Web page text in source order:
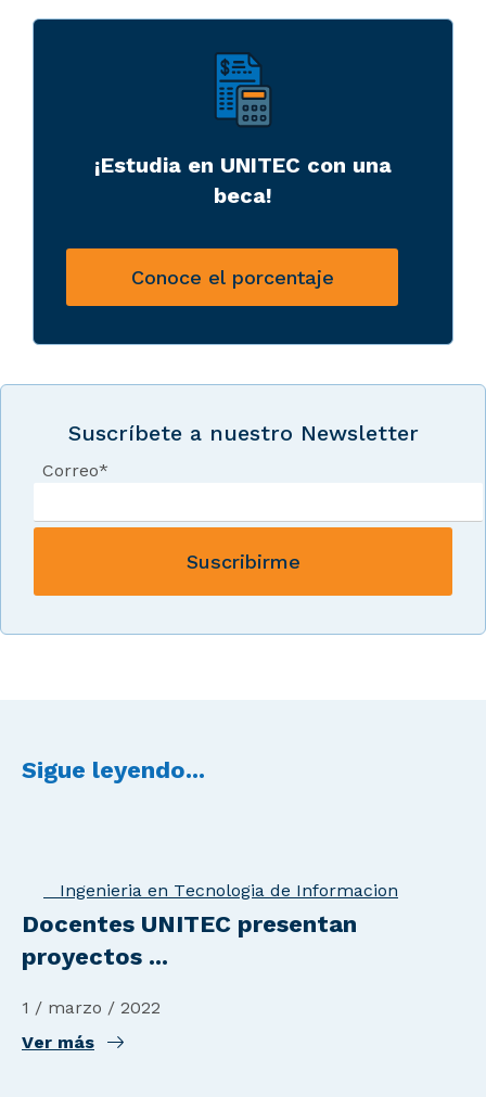
¡Estudia en UNITEC con una
beca!
Conoce el porcentaje
Suscríbete a nuestro Newsletter
Correo*
Sigue leyendo...
Ingenieria en Tecnologia de Informacion
Docentes UNITEC presentan
proyectos ...
1 / marzo / 2022
Ver más